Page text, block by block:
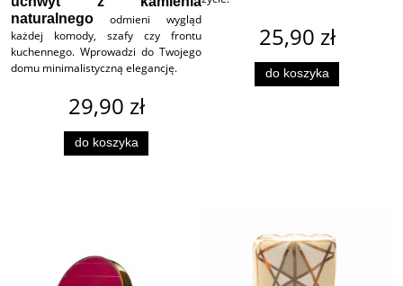
naturalnego odmieni wygląd
każdej komody, szafy czy frontu
kuchennego. Wprowadzi do Twojego
domu minimalistyczną elegancję.
29,90 zł
do koszyka
25,90 zł
do koszyka